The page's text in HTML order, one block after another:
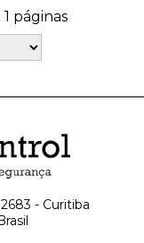
páginas
- Curitiba